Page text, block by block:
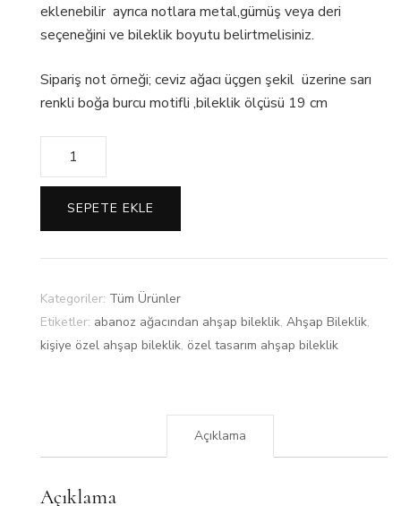
eklenebilir ayrıca notlara metal,gümüş veya deri
seçeneğini ve bileklik boyutu belirtmelisiniz.
Sipariş not örneği; ceviz ağacı üçgen şekil üzerine sarı
renkli boğa burcu motifli ,bileklik ölçüsü 19 cm
Miktar
SEPETE EKLE
Kategoriler: Tüm Ürünler
Etiketler: abanoz ağacından ahşap bileklik, Ahşap Bileklik,
kişiye özel ahşap bileklik, özel tasarım ahşap bileklik
Açıklama
Açıklama